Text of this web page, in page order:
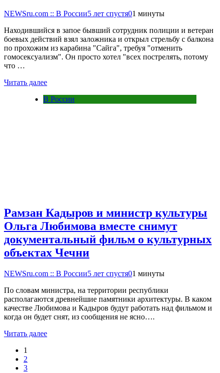
NEWSru.com :: В России5 лет спустя01 минуты
Находившийся в запое бывший сотрудник полиции и ветеран
боевых действий взял заложника и открыл стрельбу с балкона
по прохожим из карабина "Сайга", требуя "отменить
гомосексуализм". Он просто хотел "всех пострелять, потому
что …
Читать далее
В России
Рамзан Кадыров и министр культуры
Ольга Любимова вместе снимут
документальный фильм о культурных
объектах Чечни
NEWSru.com :: В России5 лет спустя01 минуты
По словам министра, на территории республики
располагаются древнейшие памятники архитектуры. В каком
качестве Любимова и Кадыров будут работать над фильмом и
когда он будет снят, из сообщения не ясно….
Читать далее
1
2
3